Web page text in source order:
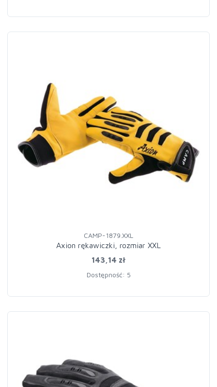
CAMP-1879.XXL
Axion rękawiczki, rozmiar XXL
143,14 zł
Dostępność: 5